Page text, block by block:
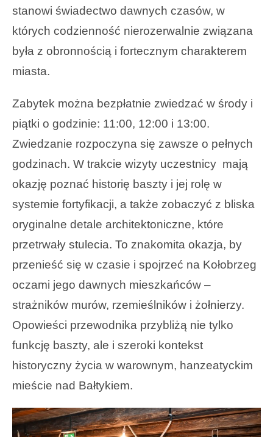
stanowi świadectwo dawnych czasów, w
których codzienność nierozerwalnie związana
była z obronnością i fortecznym charakterem
miasta.
Zabytek można bezpłatnie zwiedzać w środy i
piątki o godzinie: 11:00, 12:00 i 13:00.
Zwiedzanie rozpoczyna się zawsze o pełnych
godzinach. W trakcie wizyty uczestnicy mają
okazję poznać historię baszty i jej rolę w
systemie fortyfikacji, a także zobaczyć z bliska
oryginalne detale architektoniczne, które
przetrwały stulecia. To znakomita okazja, by
przenieść się w czasie i spojrzeć na Kołobrzeg
oczami jego dawnych mieszkańców –
strażników murów, rzemieślników i żołnierzy.
Opowieści przewodnika przybliżą nie tylko
funkcję baszty, ale i szeroki kontekst
historyczny życia w warownym, hanzeatyckim
mieście nad Bałtykiem.